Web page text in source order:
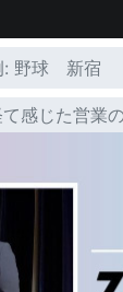
感じた営業